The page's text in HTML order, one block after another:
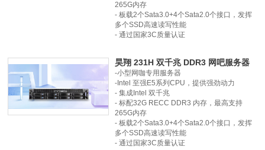
265G内存
- 板载2个Sata3.0+4个Sata2.0个接口，发挥
多个SSD高速读写性能
- 通过国家3C质量认证
昊翔 231H 双千兆 DDR3 网吧服务器
-小型网咖专用服务器
-Intel 至强E5系列CPU，提供强劲动力
- 集成Intel 双千兆
- 标配32G RECC DDR3 内存，最高支持
265G内存
- 板载2个Sata3.0+4个Sata2.0个接口，发挥
多个SSD高速读写性能
- 通过国家3C质量认证